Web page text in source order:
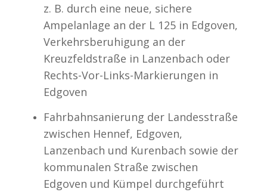
z. B. durch eine neue, sichere
Ampelanlage an der L 125 in Edgoven,
Verkehrsberuhigung an der
Kreuzfeldstraße in Lanzenbach oder
Rechts-Vor-Links-Markierungen in
Edgoven
Fahrbahnsanierung der Landesstraße
zwischen Hennef, Edgoven,
Lanzenbach und Kurenbach sowie der
kommunalen Straße zwischen
Edgoven und Kümpel durchgeführt